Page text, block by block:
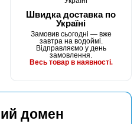
Швидка доставка по
Україні
Замовив сьогодні — вже
завтра на водоймі.
Відправляємо у день
замовлення.
Весь товар в наявності.
домен